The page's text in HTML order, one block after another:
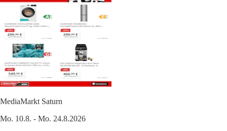
MediaMarkt Saturn
Mo. 10.8. - Mo. 24.8.2026